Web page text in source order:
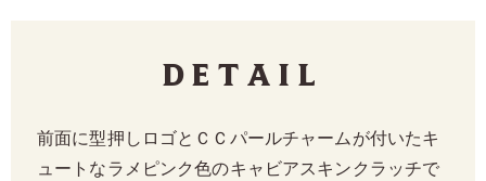
Detail
前面に型押しロゴとＣＣパールチャームが付いたキ
ュートなラメピンク色のキャビアスキンクラッチで